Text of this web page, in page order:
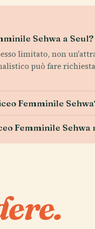
Sehwa a Seul?
limitato, non
può fare
Femminile
Femminile Sehwa